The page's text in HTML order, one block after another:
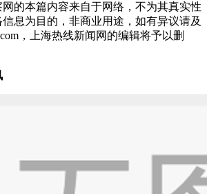
的本篇内容来自于网络，不为其真实性
息为目的，非商业用途，如有异议请及
，上海热线新闻网的编辑将予以删